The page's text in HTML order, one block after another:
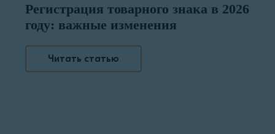
Регистрация товарного знака в 2026
году: важные изменения
Читать статью